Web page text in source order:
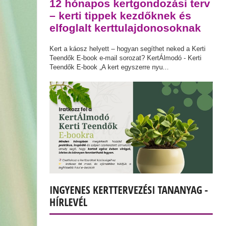
12 hónapos kertgondozási terv
– kerti tippek kezdőknek és
elfoglalt kerttulajdonosoknak
Kert a káosz helyett – hogyan segíthet neked a Kerti
Teendők E-book e-mail sorozat? KertÁlmodó - Kerti
Teendők E-book „A kert egyszerre nyu...
INGYENES KERTTERVEZÉSI TANANYAG -
HÍRLEVÉL